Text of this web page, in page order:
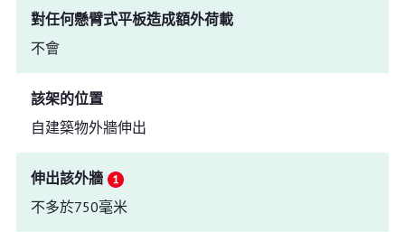
對任何懸臂式平板造成額外荷載
不會
該架的位置
自建築物外牆伸出
伸出該外牆
不多於750毫米